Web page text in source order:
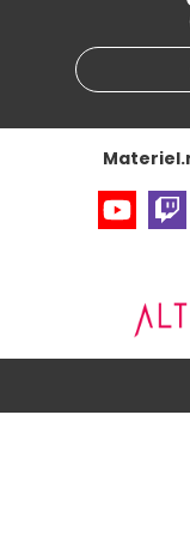
Données
Gérer vos cookies
Accessibilité : non